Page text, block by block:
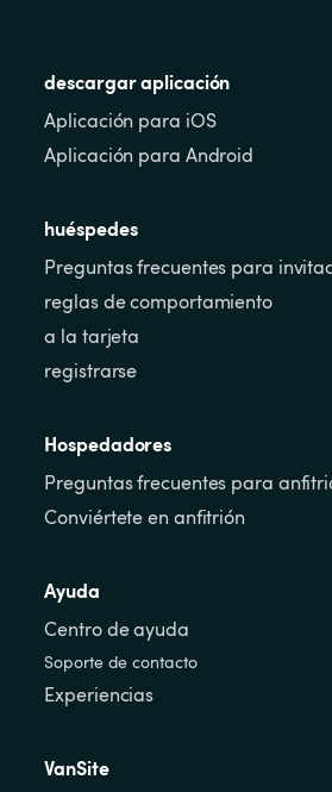
descargar aplicación
Aplicación para iOS
Aplicación para Android
huéspedes
Preguntas frecuentes para
reglas de comportamiento
a la tarjeta
registrarse
Hospedadores
Preguntas frecuentes para
Conviértete en anfitrión
Ayuda
Centro de ayuda
Soporte de contacto
Experiencias
VanSite